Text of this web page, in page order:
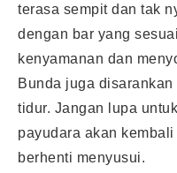
terasa sempit dan tak
dengan bar yang
kenyamanan dan
Bunda juga
tidur. Jangan lupa
payudara akan
berhenti menyusui.